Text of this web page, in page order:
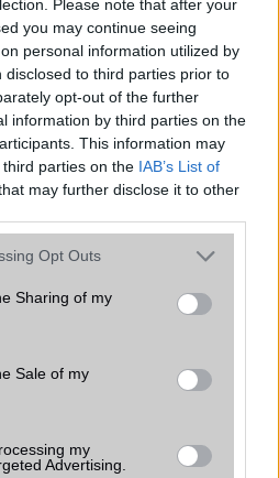
Please note that after your
you may continue seeing
personal information utilized by
to third parties prior to
opt-out of the further
information by third parties on the
This information may
parties on the IAB’s List of
may further disclose it to other
app uses one or more Google
behaviour. You may click to
and its third-party tags to
purposes in below Google
Opt Outs
Sharing of my
Sale of my
my
Advertising.
ecompass
Nincs
alap szolgáltatás
nanoSIM
2
Van
Globális
Nincs
Nincs